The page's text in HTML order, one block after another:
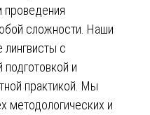
проведения
сложности. Наши
с
и
практикой. Мы
методологических и